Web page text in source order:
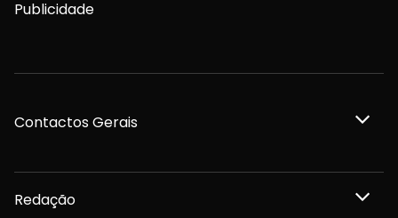
Publicidade
Contactos Gerais
Redação